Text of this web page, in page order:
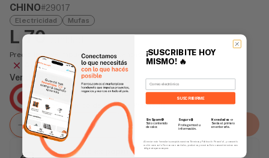
CHINO#29017
Electricidad Mufas
L 70
Precio incluye impuesto sobre ventas
Agotado
Vendido Por:
Agencia Global
2 días - Tiempo de Entrega Promedio
Agregar al carrito
Este artículo es popular
¡SUSCRIBITE HOY
MISMO! 🔥
Email
SUSCRIBIRME
Sin Spam 🚫
Solo contenido
de valor.
Seguro 🔒
Protegemos tu
información.
Novedades📣
Serás el primero
en enterarte.
Al enviar este formulario, aceptás nuestros Términos y Política de Privacidad, y consentís
recibir correos de Fierros con novedades, productos y eventos. Este consentimiento no es
obligatorio para comprar.